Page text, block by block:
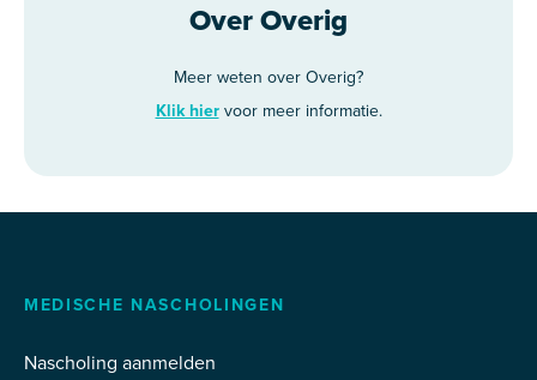
Over Overig
Meer weten over Overig?
Klik hiervoor meer informatie.
MEDISCHE NASCHOLINGEN
Nascholing aanmelden